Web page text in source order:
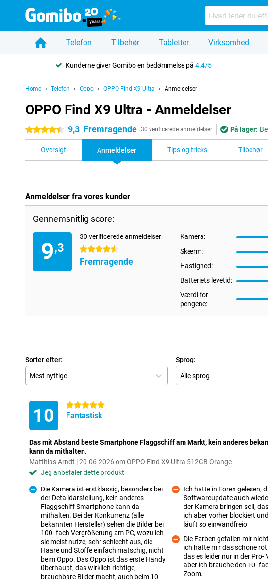
Telefon Tilbehør Tabletter Virksomhed
Kunderne giver Gomibo en bedømmelse på4.4/5
Home Telefon Oppo OPPO Find X9 Ultra Anmeldelser
OPPO Find X9 Ultra - Anmeldelser
4.5 stjerner 9,3 Fremragende 30 verificerede anmeldelser På lager:
Oversigt Anmeldelser Tips og tricks Tilbehør
Anmeldelser fra vores kunder
Gennemsnitlig score:
9,3
30 verificerede anmeldelser
4.5 stjerner
Fremragende
Kamera:
Skærm:
Hastighed:
Batteriets levetid:
Værdi for
pengene:
Sorter efter:
Mest nyttige
Sprog:
Alle sprog
10 5 stjerner
Fantastisk
Das mit Abstand beste Smartphone Flaggschiff am Markt, kein anderes
kann da mithalten.
Matthias Arndt | 20-06-2026 om OPPO Find X9 Ultra 512GB Orange
Jeg anbefaler dette produkt
Fordele
Die Kamera ist erstklassig, besonders bei
der Detaildarstellung, kein anderes
Flaggschiff Smartphone kann da
mithalten. Bei der Konkurrenz (alle
bekannten Hersteller) sehen die Bilder bei
100- fach Vergrößerung am PC, wozu ich
sie meist nutze, sehr schlecht aus, die
Haare und Stoffe einfach matschig, nicht
beim Oppo. Das Oppo ist das erste Handy
überhaupt, das wirklich richtige,
brauchbare Bilder macht, auch beim 10-
Ulemper
Ich hatte in Foren gelesen,
Softwareupdate auch
der Kamera bringen soll,
ich aber vorher blockiert
läuft so einwandfreio
Ulemper
Die Farben gefallen mir
ich hätte mir das schöne
das es leider nur in der Pro-
aber ich brauche den 10-
Zoom.